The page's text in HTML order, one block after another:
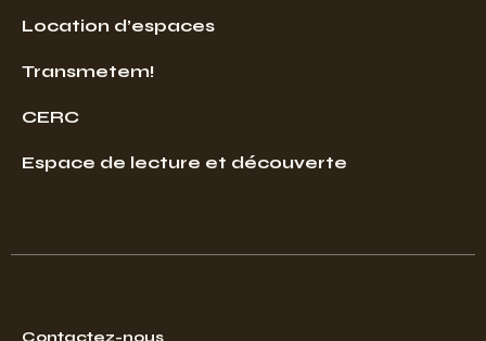
Location d’espaces
Transmetem!
CERC
Espace de lecture et découverte